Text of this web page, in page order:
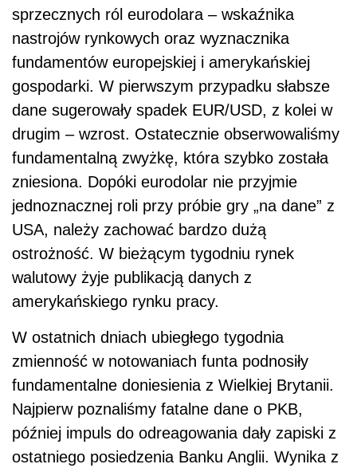
sprzecznych ról eurodolara – wskaźnika
nastrojów rynkowych oraz wyznacznika
fundamentów europejskiej i amerykańskiej
gospodarki. W pierwszym przypadku słabsze
dane sugerowały spadek EUR/USD, z kolei w
drugim – wzrost. Ostatecznie obserwowaliśmy
fundamentalną zwyżkę, która szybko została
zniesiona. Dopóki eurodolar nie przyjmie
jednoznacznej roli przy próbie gry „na dane” z
USA, należy zachować bardzo dużą
ostrożność. W bieżącym tygodniu rynek
walutowy żyje publikacją danych z
amerykańskiego rynku pracy.
W ostatnich dniach ubiegłego tygodnia
zmienność w notowaniach funta podnosiły
fundamentalne doniesienia z Wielkiej Brytanii.
Najpierw poznaliśmy fatalne dane o PKB,
później impuls do odreagowania dały zapiski z
ostatniego posiedzenia Banku Anglii. Wynika z